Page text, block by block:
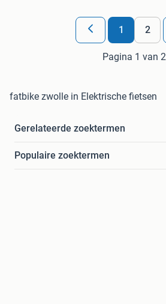
1 2
Pagina 1 van 2
fatbike zwolle in Elektrische fietsen
Gerelateerde zoektermen
Populaire zoektermen